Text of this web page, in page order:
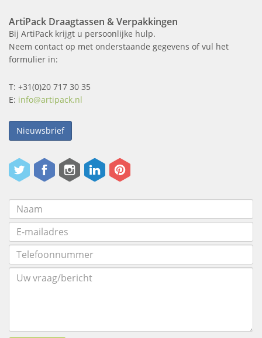
ArtiPack Draagtassen & Verpakkingen
Bij ArtiPack krijgt u persoonlijke hulp.
Neem contact op met onderstaande gegevens of vul het
formulier in:
T: +31(0)20 717 30 35
E: info@artipack.nl
Nieuwsbrief